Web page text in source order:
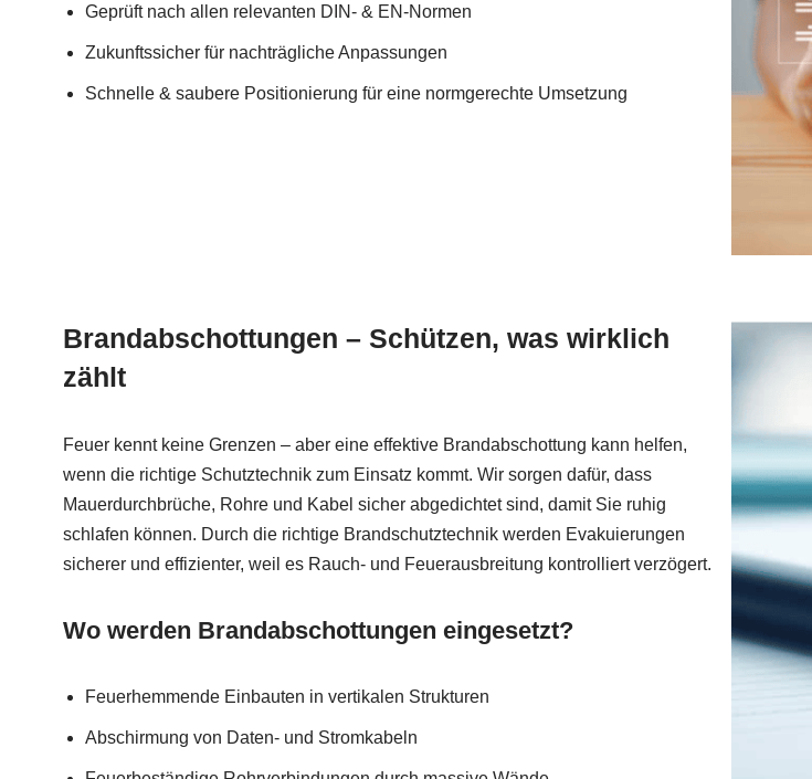
Geprüft nach allen relevanten DIN- & EN-Normen
Zukunftssicher für nachträgliche Anpassungen
Schnelle & saubere Positionierung für eine normgerechte Umsetzung
Brandabschottungen – Schützen, was wirklich
zählt
Feuer kennt keine Grenzen – aber eine effektive Brandabschottung kann helfen,
wenn die richtige Schutztechnik zum Einsatz kommt. Wir sorgen dafür, dass
Mauerdurchbrüche, Rohre und Kabel sicher abgedichtet sind, damit Sie ruhig
schlafen können. Durch die richtige Brandschutztechnik werden Evakuierungen
sicherer und effizienter, weil es Rauch- und Feuerausbreitung kontrolliert verzögert.
Wo werden Brandabschottungen eingesetzt?
Feuerhemmende Einbauten in vertikalen Strukturen
Abschirmung von Daten- und Stromkabeln